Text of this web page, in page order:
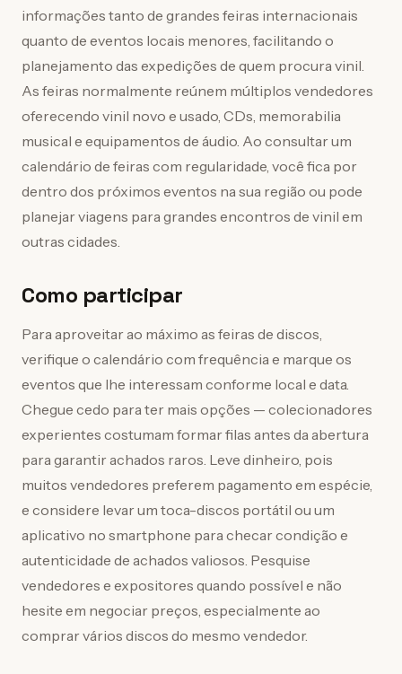
informações tanto de grandes feiras internacionais
quanto de eventos locais menores, facilitando o
planejamento das expedições de quem procura vinil.
As feiras normalmente reúnem múltiplos vendedores
oferecendo vinil novo e usado, CDs, memorabilia
musical e equipamentos de áudio. Ao consultar um
calendário de feiras com regularidade, você fica por
dentro dos próximos eventos na sua região ou pode
planejar viagens para grandes encontros de vinil em
outras cidades.
Como participar
Para aproveitar ao máximo as feiras de discos,
verifique o calendário com frequência e marque os
eventos que lhe interessam conforme local e data.
Chegue cedo para ter mais opções — colecionadores
experientes costumam formar filas antes da abertura
para garantir achados raros. Leve dinheiro, pois
muitos vendedores preferem pagamento em espécie,
e considere levar um toca-discos portátil ou um
aplicativo no smartphone para checar condição e
autenticidade de achados valiosos. Pesquise
vendedores e expositores quando possível e não
hesite em negociar preços, especialmente ao
comprar vários discos do mesmo vendedor.